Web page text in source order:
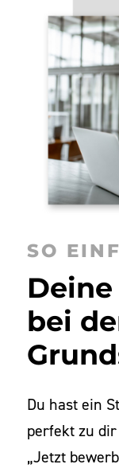
SO
bei
Du hast ein
perfekt zu
„Jetzt